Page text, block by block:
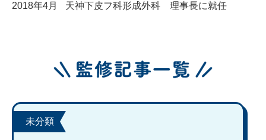
2018年4月
天神下皮フ科形成外科 理事長に就任
未分類